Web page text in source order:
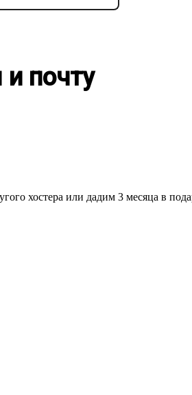
почту
хостера или дадим 3 месяца в